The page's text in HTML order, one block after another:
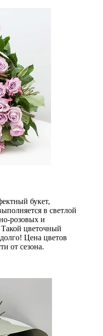
букет,
в светлой
розовых и
цветочный
Цена цветов
от сезона.